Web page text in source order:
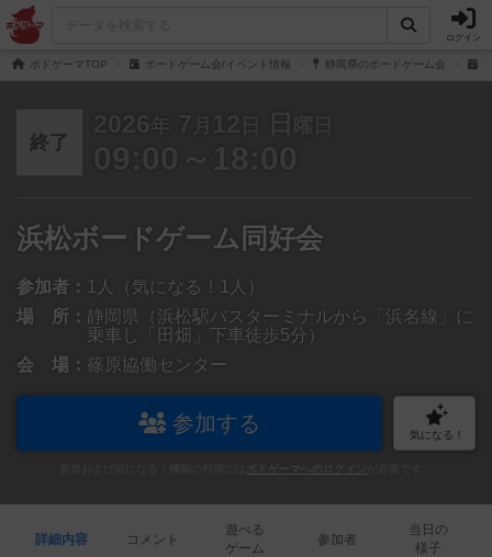
ログイン
ボドゲーマTOP ボードゲーム会/イベント情報 静岡県のボードゲーム会
終了
2026 年 7 月 12 日 日 曜日
09:00～18:00
浜松ボードゲーム同好会
参加者： 1人（気になる！1人）
場 所： 静岡県（浜松駅バスターミナルから「浜名線」に
乗車し「田畑」下車徒歩5分）
会 場： 篠原協働センター
参加する 気になる！
ボドゲーマへのログイン
詳細内容 コメント
遊べる
ゲーム
参加者
当日の
様子